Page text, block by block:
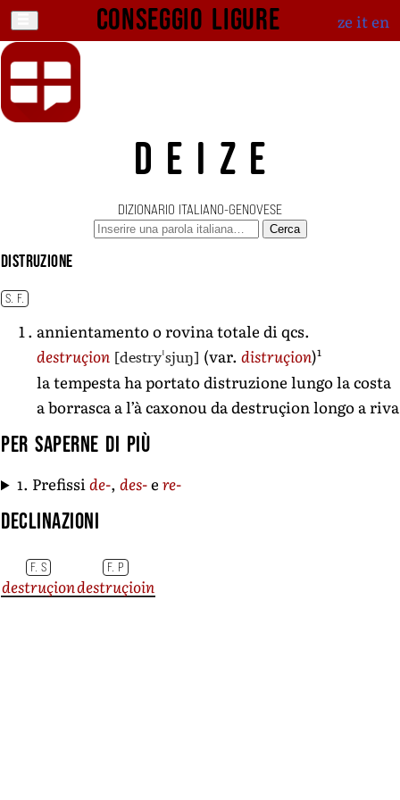
Conseggio ligure ze iten
DEIZE
DIZIONARIO ITALIANO-GENOVESE
Cerca
distruzione
S. F.
annientamento o rovina totale di qcs.
destruçion [destryˈsjuŋ] (var. distruçion)1
la tempesta ha portato distruzione lungo la costa
a borrasca a l’à caxonou da destruçion longo a riva
Per saperne di più
1. Prefisside-,des-ere-
Declinazioni
F. S F. P
destruçiondestruçioin